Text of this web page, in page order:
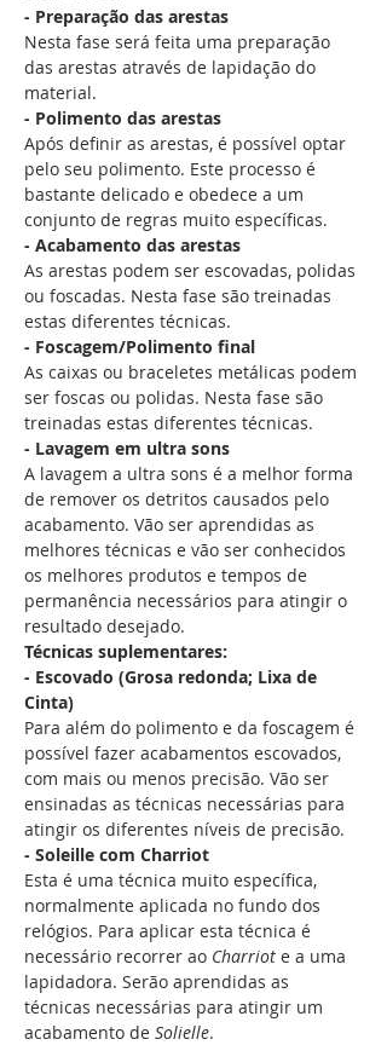
- Preparação das arestas
Nesta fase será feita uma preparação
das arestas através de lapidação do
material.
- Polimento das arestas
Após definir as arestas, é possível optar
pelo seu polimento. Este processo é
bastante delicado e obedece a um
conjunto de regras muito específicas.
- Acabamento das arestas
As arestas podem ser escovadas, polidas
ou foscadas. Nesta fase são treinadas
estas diferentes técnicas.
- Foscagem/Polimento final
As caixas ou braceletes metálicas podem
ser foscas ou polidas. Nesta fase são
treinadas estas diferentes técnicas.
- Lavagem em ultra sons
A lavagem a ultra sons é a melhor forma
de remover os detritos causados pelo
acabamento. Vão ser aprendidas as
melhores técnicas e vão ser conhecidos
os melhores produtos e tempos de
permanência necessários para atingir o
resultado desejado.
Técnicas suplementares:
- Escovado (Grosa redonda; Lixa de
Cinta)
Para além do polimento e da foscagem é
possível fazer acabamentos escovados,
com mais ou menos precisão. Vão ser
ensinadas as técnicas necessárias para
atingir os diferentes níveis de precisão.
- Soleille com Charriot
Esta é uma técnica muito específica,
normalmente aplicada no fundo dos
relógios. Para aplicar esta técnica é
necessário recorrer ao Charriot e a uma
lapidadora. Serão aprendidas as
técnicas necessárias para atingir um
acabamento de Solielle.